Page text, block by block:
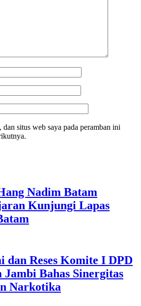
dan situs web saya pada peramban ini
Nadim Batam
Kunjungi Lapas
dan Reses Komite I DPD
Bahas Sinergitas
Narkotika